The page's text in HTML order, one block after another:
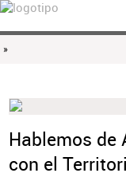
»
Hablemos de
con el